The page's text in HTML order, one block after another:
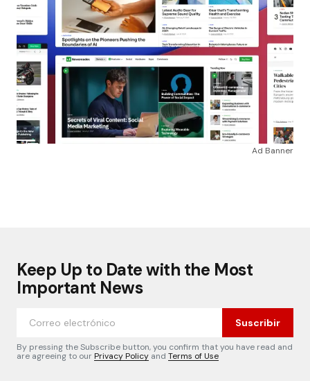
Ad Banner
Keep Up to Date with the Most
Important News
Suscribir
By pressing the Subscribe button, you confirm that you have read and
are agreeing to ourPrivacy Policy and Terms of Use